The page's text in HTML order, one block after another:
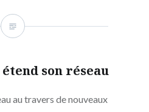
son réseau
au travers de nouveaux